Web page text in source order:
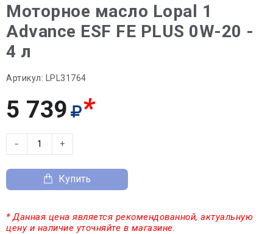
Моторное масло Lopal 1
Advance ESF FE PLUS 0W-20 -
4 л
Артикул: LPL31764
5 739 *
− +
Купить
* Данная цена является рекомендованной, актуальную
цену и наличие уточняйте в магазине.